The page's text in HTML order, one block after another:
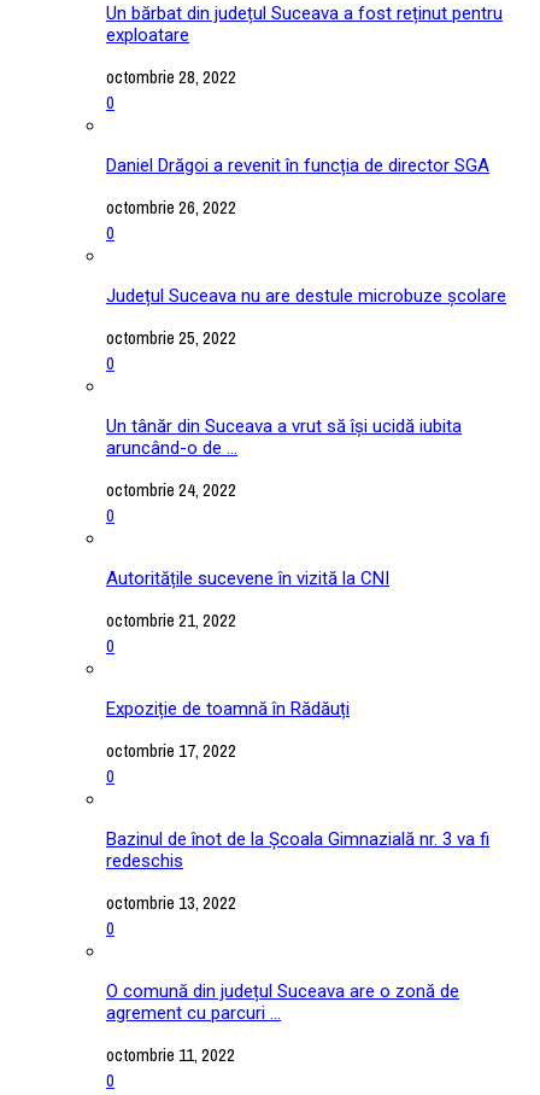
Un bărbat din județul Suceava a fost reținut pentru
exploatare
octombrie 28, 2022
0
Daniel Drăgoi a revenit în funcția de director SGA
octombrie 26, 2022
0
Județul Suceava nu are destule microbuze școlare
octombrie 25, 2022
0
Un tânăr din Suceava a vrut să își ucidă iubita
aruncând-o de ...
octombrie 24, 2022
0
Autoritățile sucevene în vizită la CNI
octombrie 21, 2022
0
Expoziție de toamnă în Rădăuți
octombrie 17, 2022
0
Bazinul de înot de la Școala Gimnazială nr. 3 va fi
redeschis
octombrie 13, 2022
0
O comună din județul Suceava are o zonă de
agrement cu parcuri ...
octombrie 11, 2022
0